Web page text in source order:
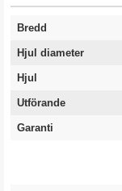
Bredd
Hjul diameter
Hjul
Utförande
Garanti